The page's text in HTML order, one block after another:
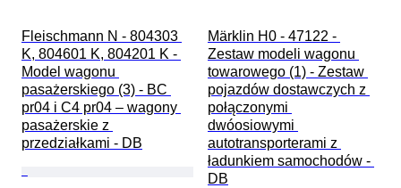
Fleischmann N - 804303
K, 804601 K, 804201 K -
Model wagonu
pasażerskiego (3) - BC
pr04 i C4 pr04 – wagony
pasażerskie z
przedziałkami - DB
Märklin H0 - 47122 -
Zestaw modeli wagonu
towarowego (1) - Zestaw
pojazdów dostawczych z
połączonymi
dwóosiowymi
autotransporterami z
ładunkiem samochodów -
DB